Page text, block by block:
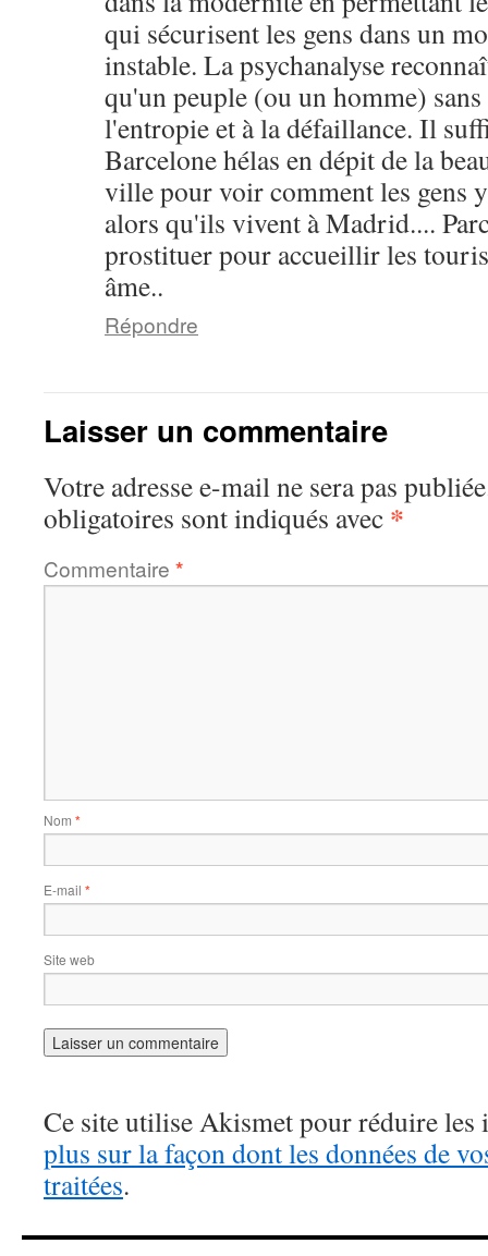
qui sécurisent les gens dans un
instable. La psychanalyse
qu'un peuple (ou un homme)
l'entropie et à la défaillance. Il
Barcelone hélas en dépit de la
ville pour voir comment les gens
alors qu'ils vivent à Madrid....
prostituer pour accueillir les
âme..
Répondre
Laisser un commentaire
Votre adresse e-mail ne sera pas
obligatoires sont indiqués avec *
Commentaire *
Nom *
E-mail *
Site web
Ce site utilise Akismet pour réduire les
plus sur la façon dont les données de
traitées.